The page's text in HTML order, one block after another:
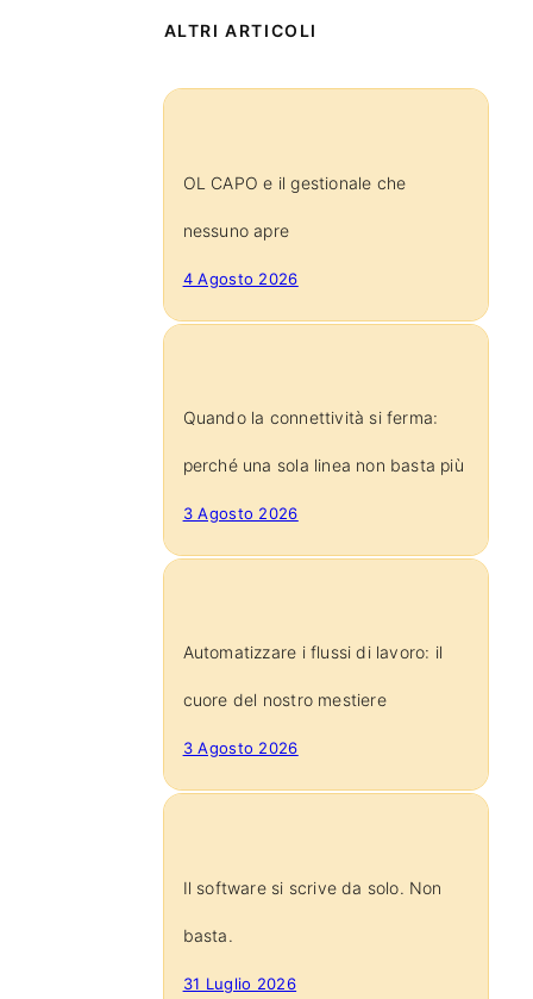
ALTRI ARTICOLI
OL CAPO e il gestionale che
nessuno apre
4 Agosto 2026
Quando la connettività si ferma:
perché una sola linea non basta più
3 Agosto 2026
Automatizzare i flussi di lavoro: il
cuore del nostro mestiere
3 Agosto 2026
Il software si scrive da solo. Non
basta.
31 Luglio 2026